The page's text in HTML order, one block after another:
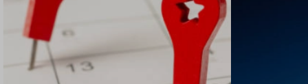
المتعلقة بشؤون المستفيدين